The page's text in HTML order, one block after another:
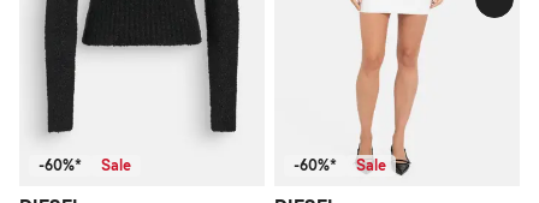
-60%* Sale -60%* Sale